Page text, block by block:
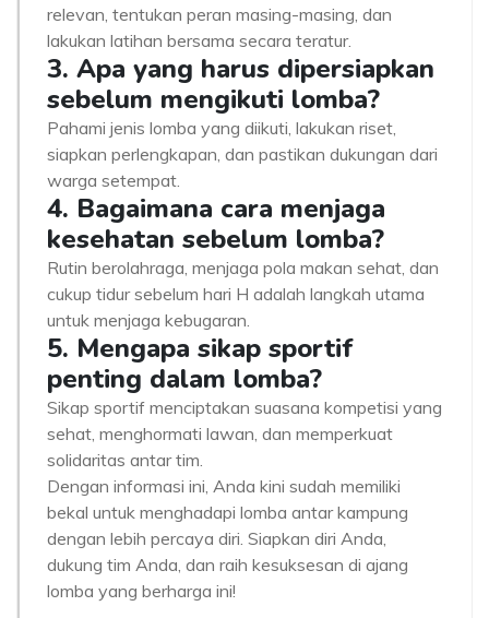
relevan, tentukan peran masing-masing, dan
lakukan latihan bersama secara teratur.
3. Apa yang harus dipersiapkan
sebelum mengikuti lomba?
Pahami jenis lomba yang diikuti, lakukan riset,
siapkan perlengkapan, dan pastikan dukungan dari
warga setempat.
4. Bagaimana cara menjaga
kesehatan sebelum lomba?
Rutin berolahraga, menjaga pola makan sehat, dan
cukup tidur sebelum hari H adalah langkah utama
untuk menjaga kebugaran.
5. Mengapa sikap sportif
penting dalam lomba?
Sikap sportif menciptakan suasana kompetisi yang
sehat, menghormati lawan, dan memperkuat
solidaritas antar tim.
Dengan informasi ini, Anda kini sudah memiliki
bekal untuk menghadapi lomba antar kampung
dengan lebih percaya diri. Siapkan diri Anda,
dukung tim Anda, dan raih kesuksesan di ajang
lomba yang berharga ini!